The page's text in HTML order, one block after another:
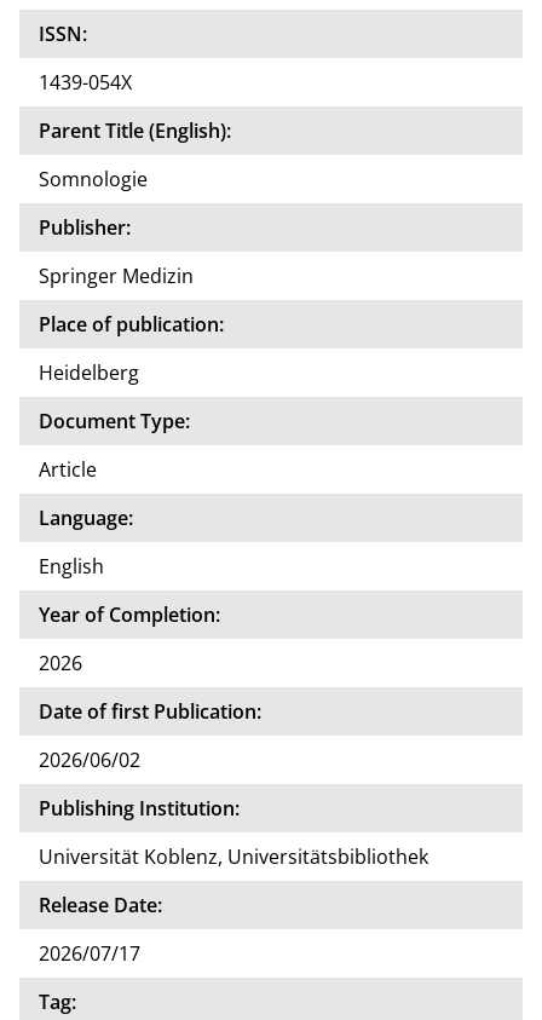
ISSN:
1439-054X
Parent Title (English):
Somnologie
Publisher:
Springer Medizin
Place of publication:
Heidelberg
Document Type:
Article
Language:
English
Year of Completion:
2026
Date of first Publication:
2026/06/02
Publishing Institution:
Universität Koblenz, Universitätsbibliothek
Release Date:
2026/07/17
Tag: